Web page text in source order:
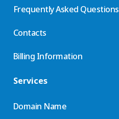
Frequently Asked Questions
Contacts
Billing Information
Services
Domain Name